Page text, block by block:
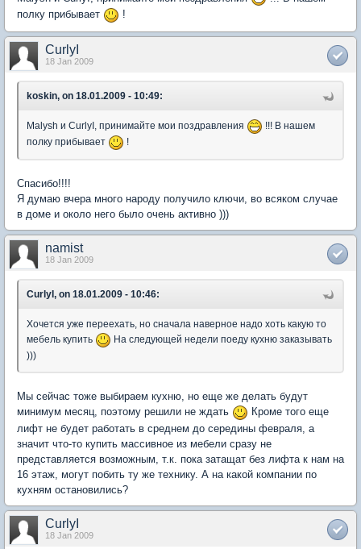
полку прибывает
!
CurlyI
18 Jan 2009
koskin, on 18.01.2009 - 10:49:
Malysh и CurlyI, принимайте мои поздравления
!!! В нашем
полку прибывает
!
Спасибо!!!!
Я думаю вчера много народу получило ключи, во всяком случае
в доме и около него было очень активно )))
namist
18 Jan 2009
CurlyI, on 18.01.2009 - 10:46:
Хочется уже переехать, но сначала наверное надо хоть какую то
мебель купить
На следующей недели поеду кухню заказывать
)))
Мы сейчас тоже выбираем кухню, но еще же делать будут
минимум месяц, поэтому решили не ждать
Кроме того еще
лифт не будет работать в среднем до середины февраля, а
значит что-то купить массивное из мебели сразу не
представляется возможным, т.к. пока затащат без лифта к нам на
16 этаж, могут побить ту же технику. А на какой компании по
кухням остановились?
CurlyI
18 Jan 2009